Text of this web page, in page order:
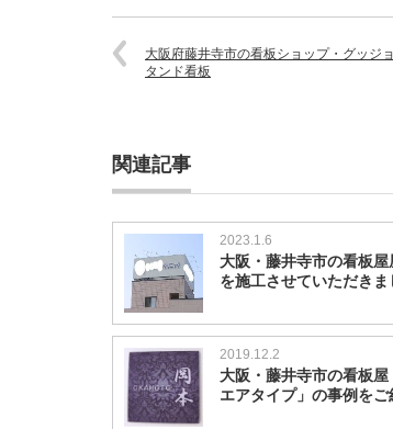
大阪府藤井寺市の看板ショップ・グッ
タンド看板
関連記事
2023.1.6
大阪・藤井寺市の看板
を施工させていただきま
2019.12.2
大阪・藤井寺市の看板
エアタイプ」の事例をご